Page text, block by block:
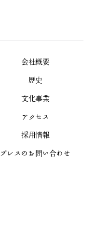
会社概要
歴史
文化事業
アクセス
採用情報
プレスのお問い合わせ